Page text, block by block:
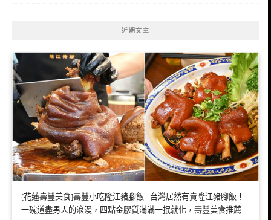
近期文章
[花蓮壽豐美食]壽豐小吃隆江豬腳飯 : 台灣居然有賣隆江豬腳飯！
一碗道盡男人的浪漫，四點金膠質滿滿一抿就化，壽豐美食推薦